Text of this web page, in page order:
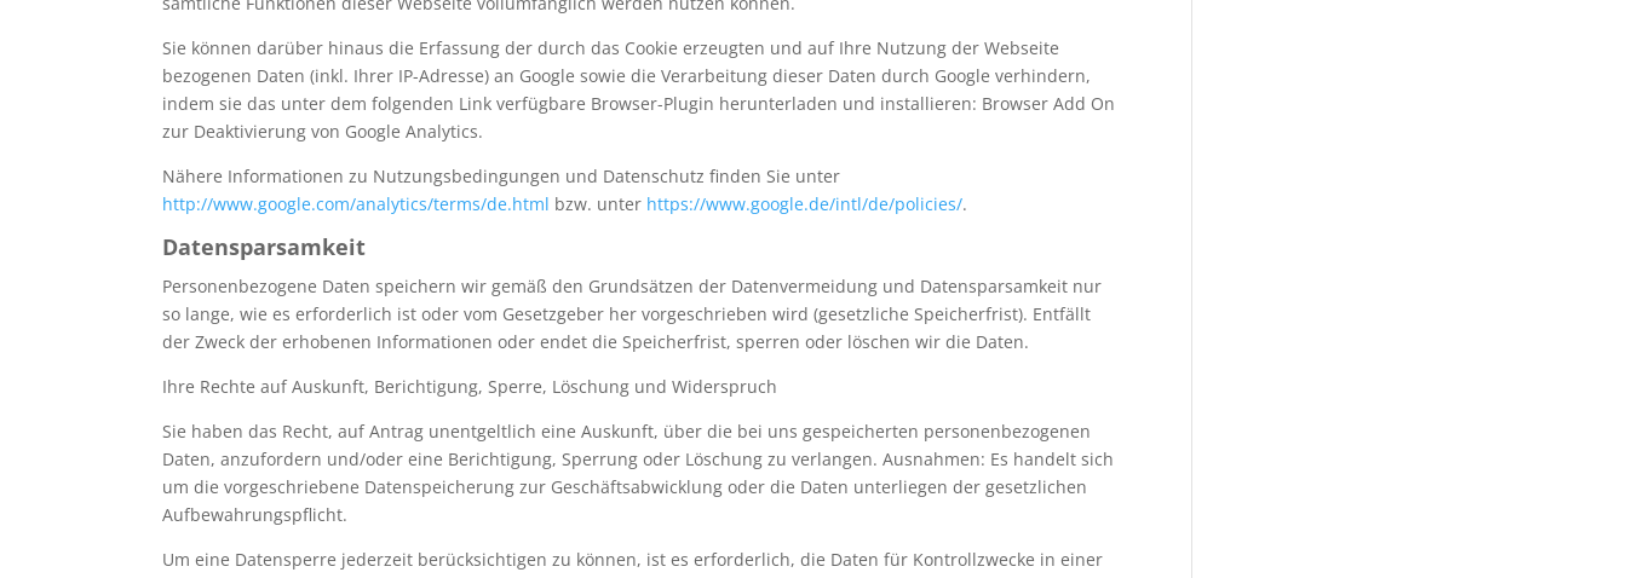
Sie können darüber hinaus die Erfassung der durch das Cookie erzeugten und auf Ihre Nutzung der Webseite
bezogenen Daten (inkl. Ihrer IP-Adresse) an Google sowie die Verarbeitung dieser Daten durch Google verhindern,
indem sie das unter dem folgenden Link verfügbare Browser-Plugin herunterladen und installieren: Browser Add On
zur Deaktivierung von Google Analytics.
Nähere Informationen zu Nutzungsbedingungen und Datenschutz finden Sie unter
http://www.google.com/analytics/terms/de.html bzw. unter https://www.google.de/intl/de/policies/.
Datensparsamkeit
Personenbezogene Daten speichern wir gemäß den Grundsätzen der Datenvermeidung und Datensparsamkeit nur
so lange, wie es erforderlich ist oder vom Gesetzgeber her vorgeschrieben wird (gesetzliche Speicherfrist). Entfällt
der Zweck der erhobenen Informationen oder endet die Speicherfrist, sperren oder löschen wir die Daten.
Ihre Rechte auf Auskunft, Berichtigung, Sperre, Löschung und Widerspruch
Sie haben das Recht, auf Antrag unentgeltlich eine Auskunft, über die bei uns gespeicherten personenbezogenen
Daten, anzufordern und/oder eine Berichtigung, Sperrung oder Löschung zu verlangen. Ausnahmen: Es handelt sich
um die vorgeschriebene Datenspeicherung zur Geschäftsabwicklung oder die Daten unterliegen der gesetzlichen
Aufbewahrungspflicht.
Um eine Datensperre jederzeit berücksichtigen zu können, ist es erforderlich, die Daten für Kontrollzwecke in einer